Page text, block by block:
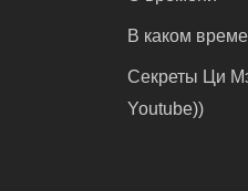
В каком
Секреты Ци
Youtube))